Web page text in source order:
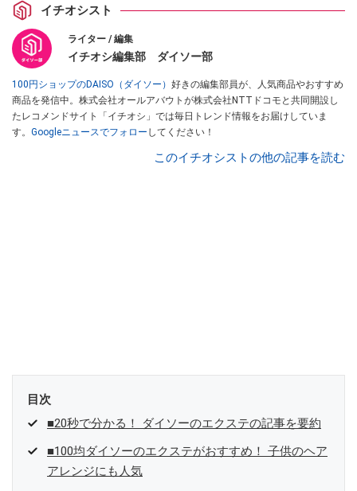
イチオシスト
ライター / 編集
イチオシ編集部 ダイソー部
100円ショップのDAISO（ダイソー） 好きの編集部員が、人気商品やおすすめ
商品を発信中。株式会社オールアバウトが株式会社NTTドコモと共同開設し
たレコメンドサイト「イチオシ」では毎日トレンド情報をお届けしていま
す。 Googleニュースでフォロー してください！
このイチオシストの他の記事を読む
目次
■20秒で分かる！ ダイソーのエクステの記事を要約
■100均ダイソーのエクステがおすすめ！ 子供のヘア
アレンジにも人気